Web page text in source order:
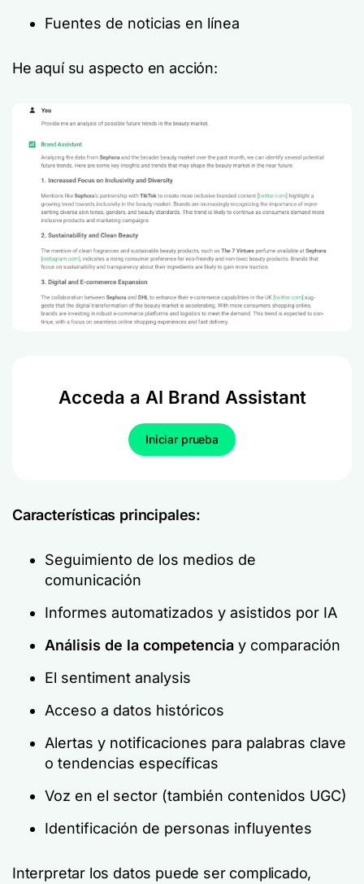
Fuentes de noticias en línea
He aquí su aspecto en acción:
Acceda a AI Brand Assistant
Iniciar prueba
Características principales:
Seguimiento de los medios de
comunicación
Informes automatizados y asistidos por IA
Análisis de la competencia y comparación
El sentiment analysis
Acceso a datos históricos
Alertas y notificaciones para palabras clave
o tendencias específicas
Voz en el sector (también contenidos UGC)
Identificación de personas influyentes
Interpretar los datos puede ser complicado,